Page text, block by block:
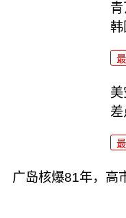
韩
广岛核爆81年，高